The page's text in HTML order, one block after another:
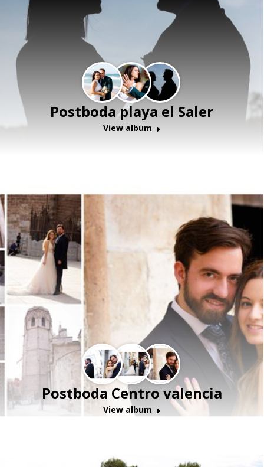
Postboda playa el Saler
View album
Postboda Centro valencia
View album